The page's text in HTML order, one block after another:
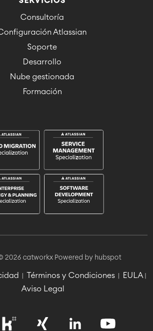
Consultoría
Atlassian
Soporte
Desarrollo
Nube gestionada
Formación
2026 catworkx Powered by hubspot
Términos y Condiciones EULA
Aviso Legal